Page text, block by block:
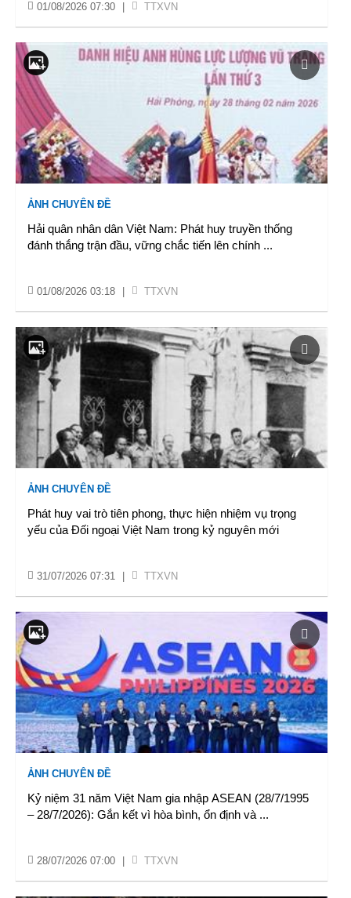
01/08/2026 07:30 TTXVN
ẢNH CHUYÊN ĐỀ
Hải quân nhân dân Việt Nam: Phát huy truyền thống
đánh thắng trận đầu, vững chắc tiến lên chính ...
01/08/2026 03:18 TTXVN
ẢNH CHUYÊN ĐỀ
Phát huy vai trò tiên phong, thực hiện nhiệm vụ trọng
yếu của Đối ngoại Việt Nam trong kỷ nguyên mới
31/07/2026 07:31 TTXVN
ẢNH CHUYÊN ĐỀ
Kỷ niệm 31 năm Việt Nam gia nhập ASEAN (28/7/1995
– 28/7/2026): Gắn kết vì hòa bình, ổn định và ...
28/07/2026 07:00 TTXVN